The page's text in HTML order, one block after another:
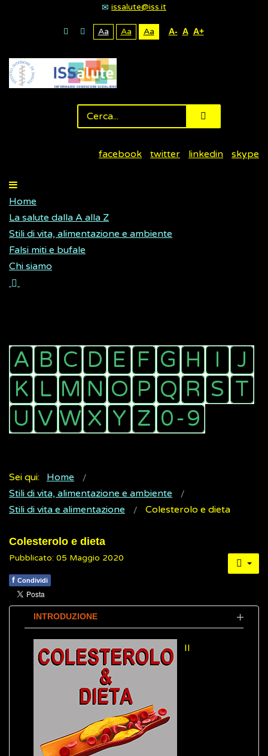
issalute@iss.it
Aa Aa Aa A- A A+
facebook twitter linkedin skype
Home
La salute dalla A alla Z
Stili di vita, alimentazione e ambiente
Falsi miti e bufale
Chi siamo
Sei qui:
Home
Stili di vita, alimentazione e ambiente
Stili di vita e alimentazione
Colesterolo e dieta
Colesterolo e dieta
Pubblicato: 05 Maggio 2020
f Condividi
INTRODUZIONE
Il